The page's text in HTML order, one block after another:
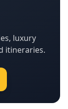
luxury
itineraries.